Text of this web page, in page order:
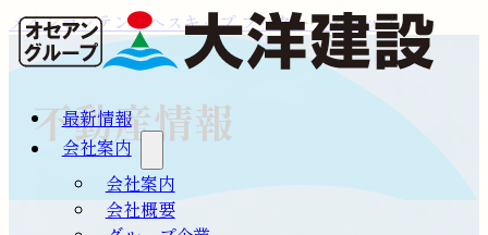
メインコンテンツへスキップフッターへスキップ
最新情報
会社案内
会社案内
会社概要
不動産情報